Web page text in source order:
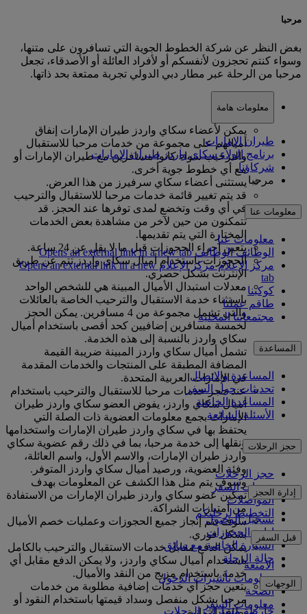
مرحبا
بغض النظر عن شركة الخطوط الجوية التي تسافرون على متنها،
وسواء كنتم تحجزون لأنفسكم أو لأفراد العائلة أو الأصدقاء، تجعل
مرحبا من الرحلة عبر مطار دبي الدولي تجربة ممتعة بحد ذاتها.
معلومات هامة
يمكن لأعضاء سكاي واردز طيران الإمارات إنفاق
أميالهم على مجموعة من خدمات مرحبا للاستقبال
والترحيب سواء كانوا مسافرين مع طيران الإمارات أو
مع أي خطوط جوية أخرى.
يستثنى أعضاء سكاي سرفيرز من هذا العرض.
قد يتم تغيير قائمة خدمات مرحبا للاستقبال والترحيب
في أي وقت وتخضع لمدى توفرها عند الحجز. قد
تتمكنون من حين لآخر من مشاهدة بعض الخدمات
المختارة التي يتم تقديمها.
يتعين إجراء الحجوزات قبل ما لا يقل عن 24 ساعة.
الحجوزات باستخدام أميال سكاي واردز تتم عن طريق
الإنترنت بشكل حصري.
معدلات استبدال الأميال المبينة هي للشخص الواحد
باستثناء خدمة الاستقبال والترحيب الخاصة بالعائلات
والتي تشمل مجموعة من 4 مسافرين. يمكن الحجز
لخمسة مسافرين إضافيين كحد أقصى باستخدام أميال
سكاي واردز بالنسبة إلى هذه الخدمة.
تشمل أميال سكاي واردز المبينة ضريبة القيمة
المضافة المطبقة على المنتجات والخدمات المقدمة
في الإمارات العربية المتحدة.
عند حجز خدمات مرحبا للاستقبال والترحيب باستخدام
أميال سكاي واردز، يفوض العضو سكاي واردز طيران
الإمارات بجمع معلومات العضوية ذات الصلة التي
يحتفظ بها في سكاي واردز طيران الإمارات واستخدامها
ونقلها إلى خدمة مرحبا، بما في ذلك رقم عضوية سكاي
واردز طيران الإمارات، والاسم الأول، واسم العائلة،
وفئة العضوية، ورصيد أميال سكاي واردز المتوفر.
وسوف يتم مثل هذا الكشف عن المعلومات بهدف
تمكين عضو سكاي واردز طيران الإمارات من الاستفادة
من امتيازات الشراكة.
سوف يتم إنجاز جميع الحجوزات وعمليات خصم الأميال
بشكل فوري.
يمكن الدفع مقابل خدمات الاستقبال والترحيب بالكامل
باستخدام أميال سكاي واردز، ولا يمكن الدفع مقابل أي
خدمة باستخدام مزيج من النقد والأميال.
يتعين حجز أي خدمات إضافية مطلوبة من خدمات
مرحبا بشكل منفصل وسداد قيمتها باستخدام النقود أو
طيران الإمارات
برنامج الولاء سكاي واردز طيران الإمارات
شركاؤنا
مرحبا
معلومات عنا
معلومات عنا
الوظائفالوظائف Opens an external link in a new tab
مركز الإعلام
مركز الإعلام Opens an external link in a new
tab
كوكبنا
طاقم عملنا
مجتمعاتنا المحلية
المساعدة
المساعدة والاتصال
تحديثات حول السفر
المساعدة الخاصة
الأسئلة الشائعة
حجز الرحلات
حجز الرحلات
خدمات السفر
المواصلات
التخطيط لرحلتكم
إدارة الحجز
تسجيل الوصول
إدارة الحجوزات
السيارة الخاصة مع سائق
حالة الرحلة
قبل السفر
الأمتعة
معلومات تأشيرات الدخول
الصحة
معلومات السفر
الوجهات
خارطة مسارات الرحلات